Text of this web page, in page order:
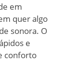
em
quer algo
sonora. O
e
conforto